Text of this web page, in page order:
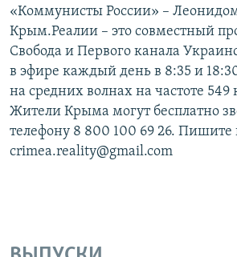
«Коммунисты России» –
Крым.Реалии – это совместный
Свобода и Первого канала
в эфире каждый день в 8:35 и
на средних волнах на частоте 549
Жители Крыма могут бесплатно
телефону 8 800 100 69 26. Пишите
crimea.reality@gmail.com